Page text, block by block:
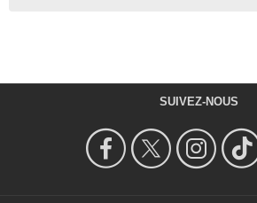
SUIVEZ-NOUS